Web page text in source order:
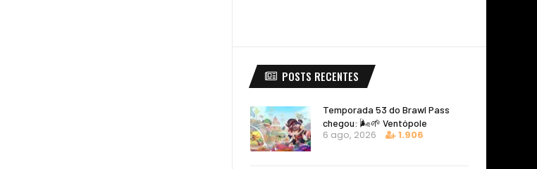
POSTS RECENTES
Temporada 53 do Brawl Pass
chegou: 🌬️🌱 Ventópole
6 ago, 2026 1.906